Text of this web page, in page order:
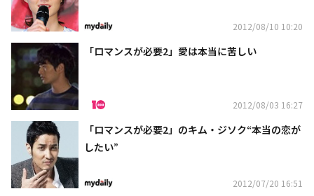
2012/08/10 10:20
「ロマンスが必要2」愛は本当に苦しい
2012/08/03 16:27
「ロマンスが必要2」のキム・ジソク“本当の恋が
したい”
2012/07/20 16:51